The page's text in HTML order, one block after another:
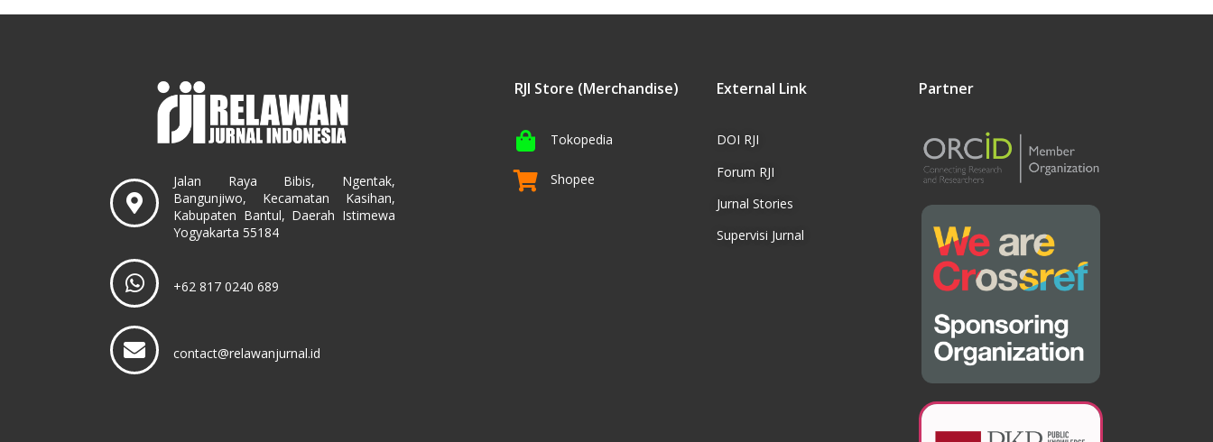
Jalan Raya Bibis, Ngentak,
Bangunjiwo, Kecamatan Kasihan,
Kabupaten Bantul, Daerah Istimewa
Yogyakarta 55184
+62 817 0240 689
contact@relawanjurnal.id
RJI Store (Merchandise)
Tokopedia
Shopee
External Link
DOI RJI
Forum RJI
Jurnal Stories
Supervisi Jurnal
Partner